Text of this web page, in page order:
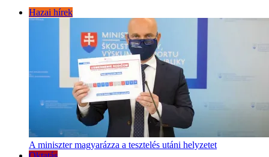
Hazai hírek
A miniszter magyarázza a tesztelés utáni helyzetet